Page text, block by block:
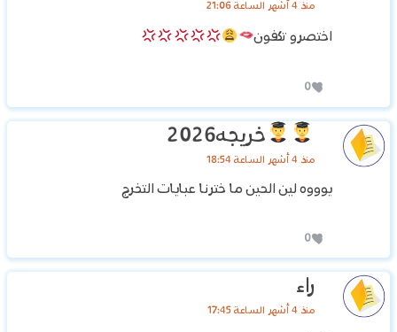
منذ 4 أشهر الساعة 21:06
اختصرو تكفون
0
خريجه2026
منذ 4 أشهر الساعة 18:54
يوووه لين الحين ما خترنا عبايات التخرج
0
راء
منذ 4 أشهر الساعة 17:45